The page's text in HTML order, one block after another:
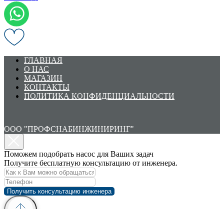
ГЛАВНАЯ
О НАС
МАГАЗИН
КОНТАКТЫ
ПОЛИТИКА КОНФИДЕНЦИАЛЬНОСТИ
ООО "ПРОФСНАБИНЖИНИРИНГ"
Поможем подобрать насос для Ваших задач
Получите бесплатную консультацию от инженера.
Получить консультацию инженера